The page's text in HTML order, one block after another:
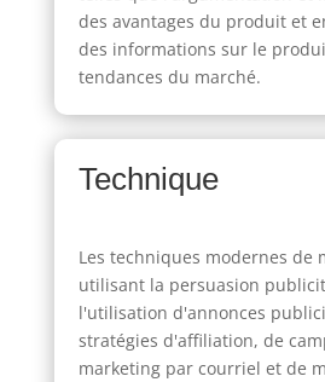
des avantages du produit et
des informations sur le
tendances du marché.
Technique
Les techniques modernes de
utilisant la persuasion
l'utilisation d'annonces
stratégies d'affiliation, de
marketing par courriel et de